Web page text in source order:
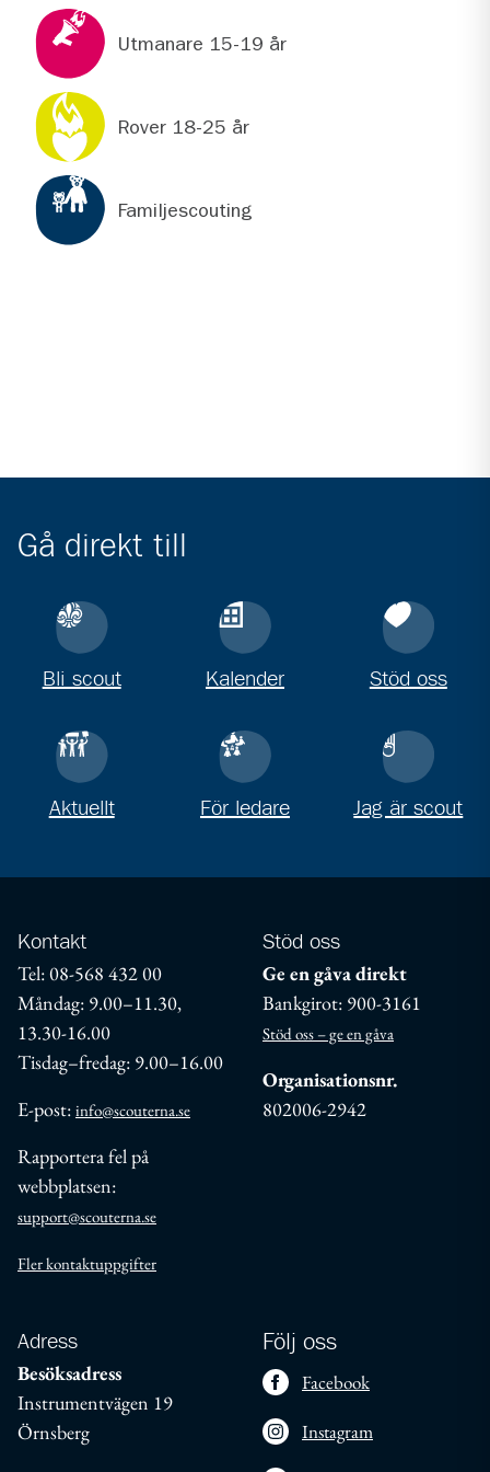
Utmanare 15-19 år
Rover 18-25 år
Familjescouting
Gå direkt till
Bli scout Kalender Stöd oss
Aktuellt För ledare Jag är scout
Kontakt
Tel: 08-568 432 00
Måndag: 9.00–11.30,
13.30-16.00
Tisdag–fredag: 9.00–16.00
E-post: info@scouterna.se
Rapportera fel på
webbplatsen:
support@scouterna.se
Fler kontaktuppgifter
Stöd oss
Ge en gåva direkt
Bankgirot: 900-3161
Stöd oss – ge en gåva
Organisationsnr.
802006-2942
Adress
Besöksadress
Instrumentvägen 19
Örnsberg
Följ oss
Facebook
Instagram